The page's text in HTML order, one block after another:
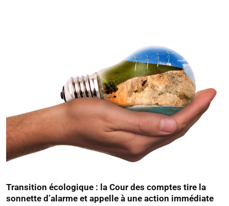
Transition écologique : la Cour des comptes tire la
sonnette d’alarme et appelle à une action immédiate